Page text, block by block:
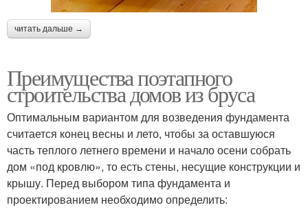
читать дальше →
Преимущества поэтапного
строительства домов из бруса
Оптимальным вариантом для возведения фундамента
считается конец весны и лето, чтобы за оставшуюся
часть теплого летнего времени и начало осени собрать
дом «под кровлю», то есть стены, несущие конструкции и
крышу. Перед выбором типа фундамента и
проектированием необходимо определить: